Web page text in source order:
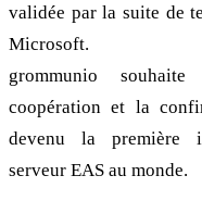
validée par la suite de
Microsoft.
grommunio
coopération et la
devenu la première
serveur EAS au monde.